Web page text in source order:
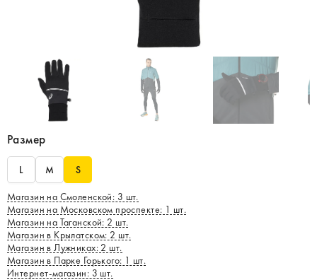
Размер
L M S
Магазин на Смоленской: 3 шт.
Магазин на Московском проспекте: 1 шт.
Магазин на Таганской: 2 шт.
Магазин в Крылатском: 2 шт.
Магазин в Лужниках: 2 шт.
Магазин в Парке Горького: 1 шт.
Интернет-магазин: 3 шт.